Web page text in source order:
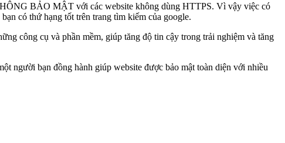
BẢO MẬT với các website không dùng HTTPS. Vì vậy việc có
có thứ hạng tốt trên trang tìm kiếm của google.
công cụ và phần mềm, giúp tăng độ tin cậy trong trải nghiệm và tăng
người bạn đồng hành giúp website được bảo mật toàn diện với nhiều